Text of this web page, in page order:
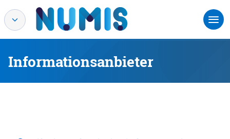
Informationsanbieter